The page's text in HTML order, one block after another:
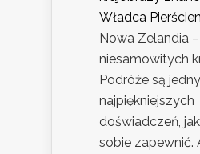
Władca
Nowa Zelandia
niesamowitych
Podróże są
najpiękniejszych
doświadczeń,
sobie zapewnić.